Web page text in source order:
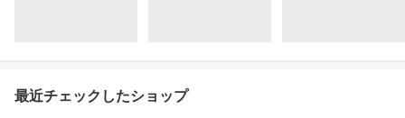
最近チェックしたショップ